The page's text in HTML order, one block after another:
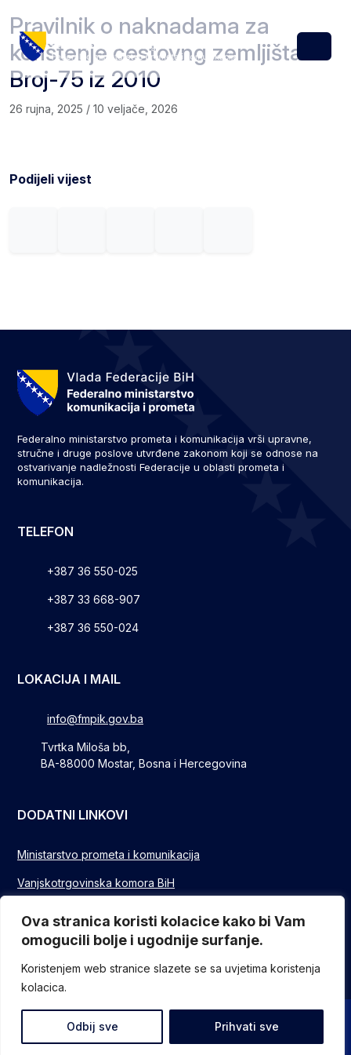
Ova stranica koristi kolacice kako bi Vam
omogucili bolje i ugodnije surfanje.
Koristenjem web stranice slazete se sa uvjetima koristenja
kolacica.
Odbij sve Prihvati sve
Menu
Pravilnik o naknadama za
korištenje cestovng zemljišta
Broj-75 iz 2010
26 rujna, 2025 / 10 veljače, 2026
Podijeli vijest
Federalno ministarstvo prometa i komunikacija vrši upravne,
stručne i druge poslove utvrđene zakonom koji se odnose na
ostvarivanje nadležnosti Federacije u oblasti prometa i
komunikacija.
TELEFON
+387 36 550-025
+387 33 668-907
+387 36 550-024
LOKACIJA I MAIL
info@fmpik.gov.ba
Tvrtka Miloša bb,
BA-88000 Mostar, Bosna i Hercegovina
DODATNI LINKOVI
Ministarstvo prometa i komunikacija
Vanjskotrgovinska komora BiH
FUZIP Sarajevo
© Sva prava pridržana - Federalno ministarstvo komunikacija i
prometa // Design and devlopment